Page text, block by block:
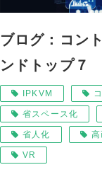
ブログ：コン
ンドトップ７
IPKVM
省スペース化
省人化
VR